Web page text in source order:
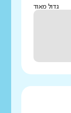
גדול מאוד